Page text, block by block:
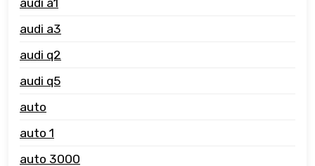
audi a3
audi q2
audi q5
auto
auto 1
auto 3000